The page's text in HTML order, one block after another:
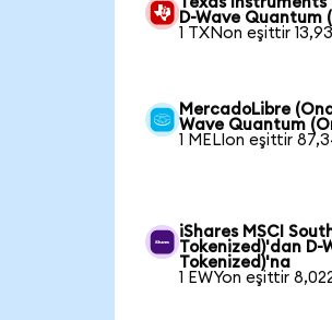
D-Wave Quantum
1 TXNon eşittir
MercadoLibre
Wave Quantum
1 MELIon eşittir
iShares MSCI
Tokenized)'dan D-
Tokenized)'na
1 EWYon eşittir